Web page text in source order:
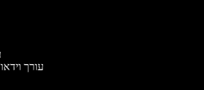
עורך